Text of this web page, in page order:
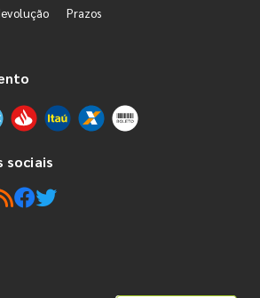
Prazos
sociais